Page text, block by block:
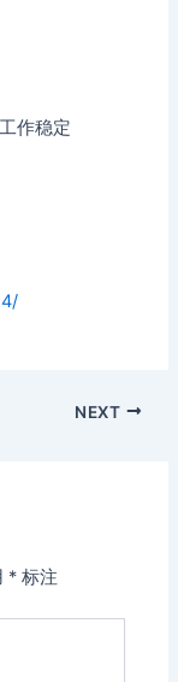
作稳定
NEXT
* 标注